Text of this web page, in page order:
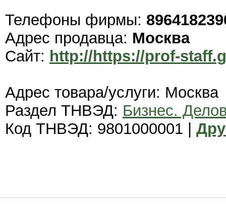
Телефоны фирмы:
Адрес продавца: Москва
Сайт: http://https://prof-
Адрес товара/услуги: Москва
Раздел ТНВЭД: Бизнес.
Код ТНВЭД: 9801000001 |